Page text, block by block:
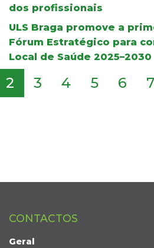
dos profissionais
ULS Braga promove a
Fórum Estratégico para
Local de Saúde 2025–2030
2 3 4 5 6 7
CONTACTOS
Geral